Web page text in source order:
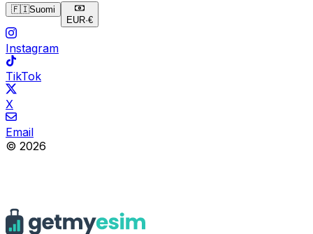
🇫🇮Suomi
EUR·€
Instagram
TikTok
X
Email
© 2026